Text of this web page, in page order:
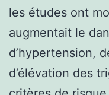
les études ont
augmentait le
d’hypertension,
d’élévation des